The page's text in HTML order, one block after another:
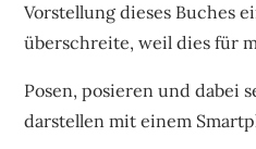
Vorstellung dieses Buches
überschreite, weil dies für
Posen, posieren und dabei
darstellen mit einem